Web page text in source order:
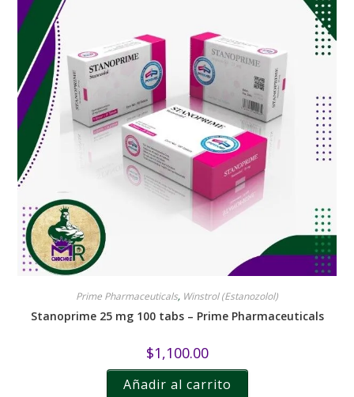
Prime Pharmaceuticals, Winstrol (Estanozolol)
Stanoprime 25 mg 100 tabs – Prime Pharmaceuticals
$1,100.00
Añadir al carrito